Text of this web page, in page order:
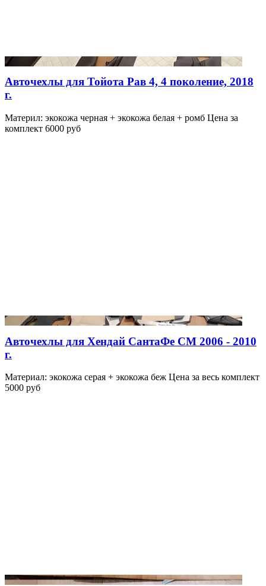
Авточехлы для Тойота Рав 4, 4 поколение, 2018
г.
Материл: экокожа черная + экокожа белая + ромб Цена за
комплект 6000 руб
Авточехлы для Хендай СантаФе СМ 2006 - 2010
г.
Материал: экокожа серая + экокожа беж Цена за весь комплект
5000 руб